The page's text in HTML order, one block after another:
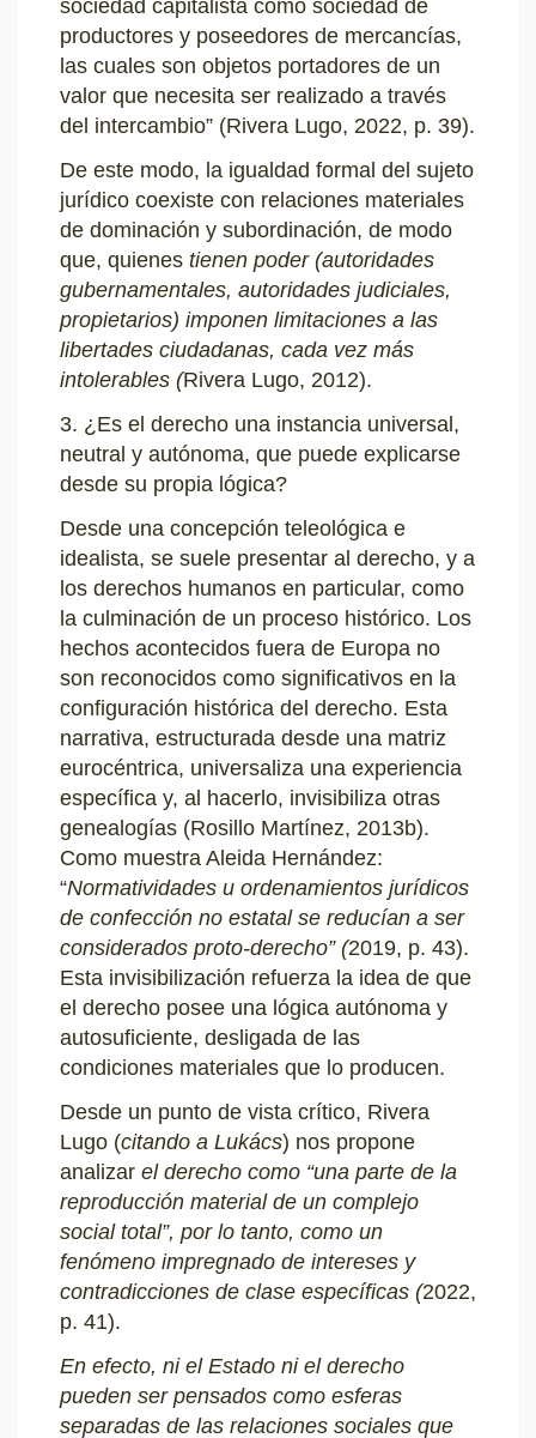
sociedad capitalista como sociedad de
productores y poseedores de mercancías,
las cuales son objetos portadores de un
valor que necesita ser realizado a través
del intercambio” (Rivera Lugo, 2022, p. 39).
De este modo, la igualdad formal del sujeto
jurídico coexiste con relaciones materiales
de dominación y subordinación, de modo
que, quienes tienen poder (autoridades
gubernamentales, autoridades judiciales,
propietarios) imponen limitaciones a las
libertades ciudadanas, cada vez más
intolerables (Rivera Lugo, 2012).
3. ¿Es el derecho una instancia universal,
neutral y autónoma, que puede explicarse
desde su propia lógica?
Desde una concepción teleológica e
idealista, se suele presentar al derecho, y a
los derechos humanos en particular, como
la culminación de un proceso histórico. Los
hechos acontecidos fuera de Europa no
son reconocidos como significativos en la
configuración histórica del derecho. Esta
narrativa, estructurada desde una matriz
eurocéntrica, universaliza una experiencia
específica y, al hacerlo, invisibiliza otras
genealogías (Rosillo Martínez, 2013b).
Como muestra Aleida Hernández:
“Normatividades u ordenamientos jurídicos
de confección no estatal se reducían a ser
considerados proto-derecho” (2019, p. 43).
Esta invisibilización refuerza la idea de que
el derecho posee una lógica autónoma y
autosuficiente, desligada de las
condiciones materiales que lo producen.
Desde un punto de vista crítico, Rivera
Lugo (citando a Lukács) nos propone
analizar el derecho como “una parte de la
reproducción material de un complejo
social total”, por lo tanto, como un
fenómeno impregnado de intereses y
contradicciones de clase específicas (2022,
p. 41).
En efecto, ni el Estado ni el derecho
pueden ser pensados como esferas
separadas de las relaciones sociales que